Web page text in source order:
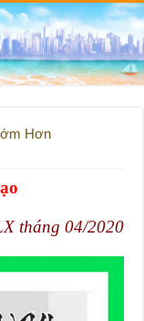
Hơn
tháng 04/2020